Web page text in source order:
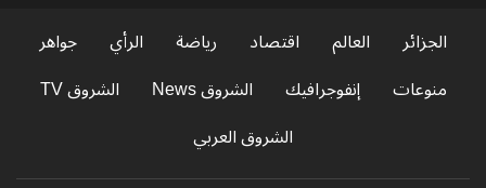
الجزائر العالم اقتصاد رياضة الرأي
جواهر
منوعات
إنفوجرافيك الشروق News
الشروق TV
الشروق العربي